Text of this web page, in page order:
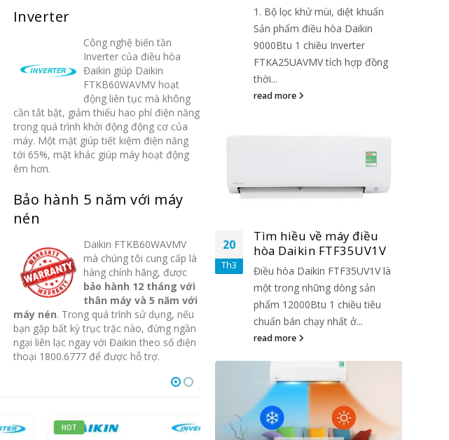
Inverter
Công nghệ biến tần
Inverter của điều hòa
Đaikin giúp Daikin
FTKB60WAVMV hoạt
động liên tục mà không
cần tắt bật, giảm thiểu hao phí điện năng
trong quá trình khởi động động cơ của
máy. Một mặt giúp tiết kiệm điện năng
tới 65%, mặt khác giúp máy hoạt động
êm hơn.
Bảo hành 5 năm với máy
nén
Daikin FTKB60WAVMV
mà chúng tôi cung cấp là
hàng chính hãng, được
bảo hành 12 tháng với
thân máy và 5 năm với
máy nén. Trong quá trình sử dụng, nếu
bạn gặp bất kỳ trục trặc nào, đừng ngần
ngại liên lạc ngay với Đaikin theo số điện
thoại 1800.6777 để được hỗ trợ.
HOT
1. Bộ lọc khử mùi, diệt khuẩn
9000Btu 1 chiều Inverter
FTKA25UAVMV tích hợp đồng
thời...
read more
Th3
hòa Daikin FTF35UV1V
Điều hòa Daikin FTF35UV1V là
một trong những dòng sản
phẩm 12000Btu 1 chiều tiêu
chuẩn bán chạy nhất ở...
read more
1. Bộ lọc khử mùi, diệt khuẩn
Sản phẩm điều hòa Daikin
9000Btu 1 chiều Inverter
FTKA25UAVMV tích hợp đồng
thời...
read more
20
Th3
Tìm hiều về máy điều
hòa Daikin FTF35UV1V
Điều hòa Daikin FTF35UV1V là
một trong những dòng sản
phẩm 12000Btu 1 chiều tiêu
chuẩn bán chạy nhất ở...
read more